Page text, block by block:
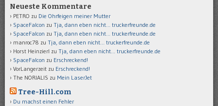
Neueste Kommentare
PETRO zu Die Ohrfeigen meiner Mutter
SpaceFalcon zu Tja, dann eben nicht… truckerfreunde.de
SpaceFalcon zu Tja, dann eben nicht… truckerfreunde.de
manroc78 zu Tja, dann eben nicht… truckerfreunde.de
Horst Heinzierl zu Tja, dann eben nicht… truckerfreunde.de
SpaceFalcon zu Erschreckend!
VorLangerzeit zu Erschreckend!
The NORIALIS zu Mein LaserJet
Tree-Hill.com
Du machst einen Fehler